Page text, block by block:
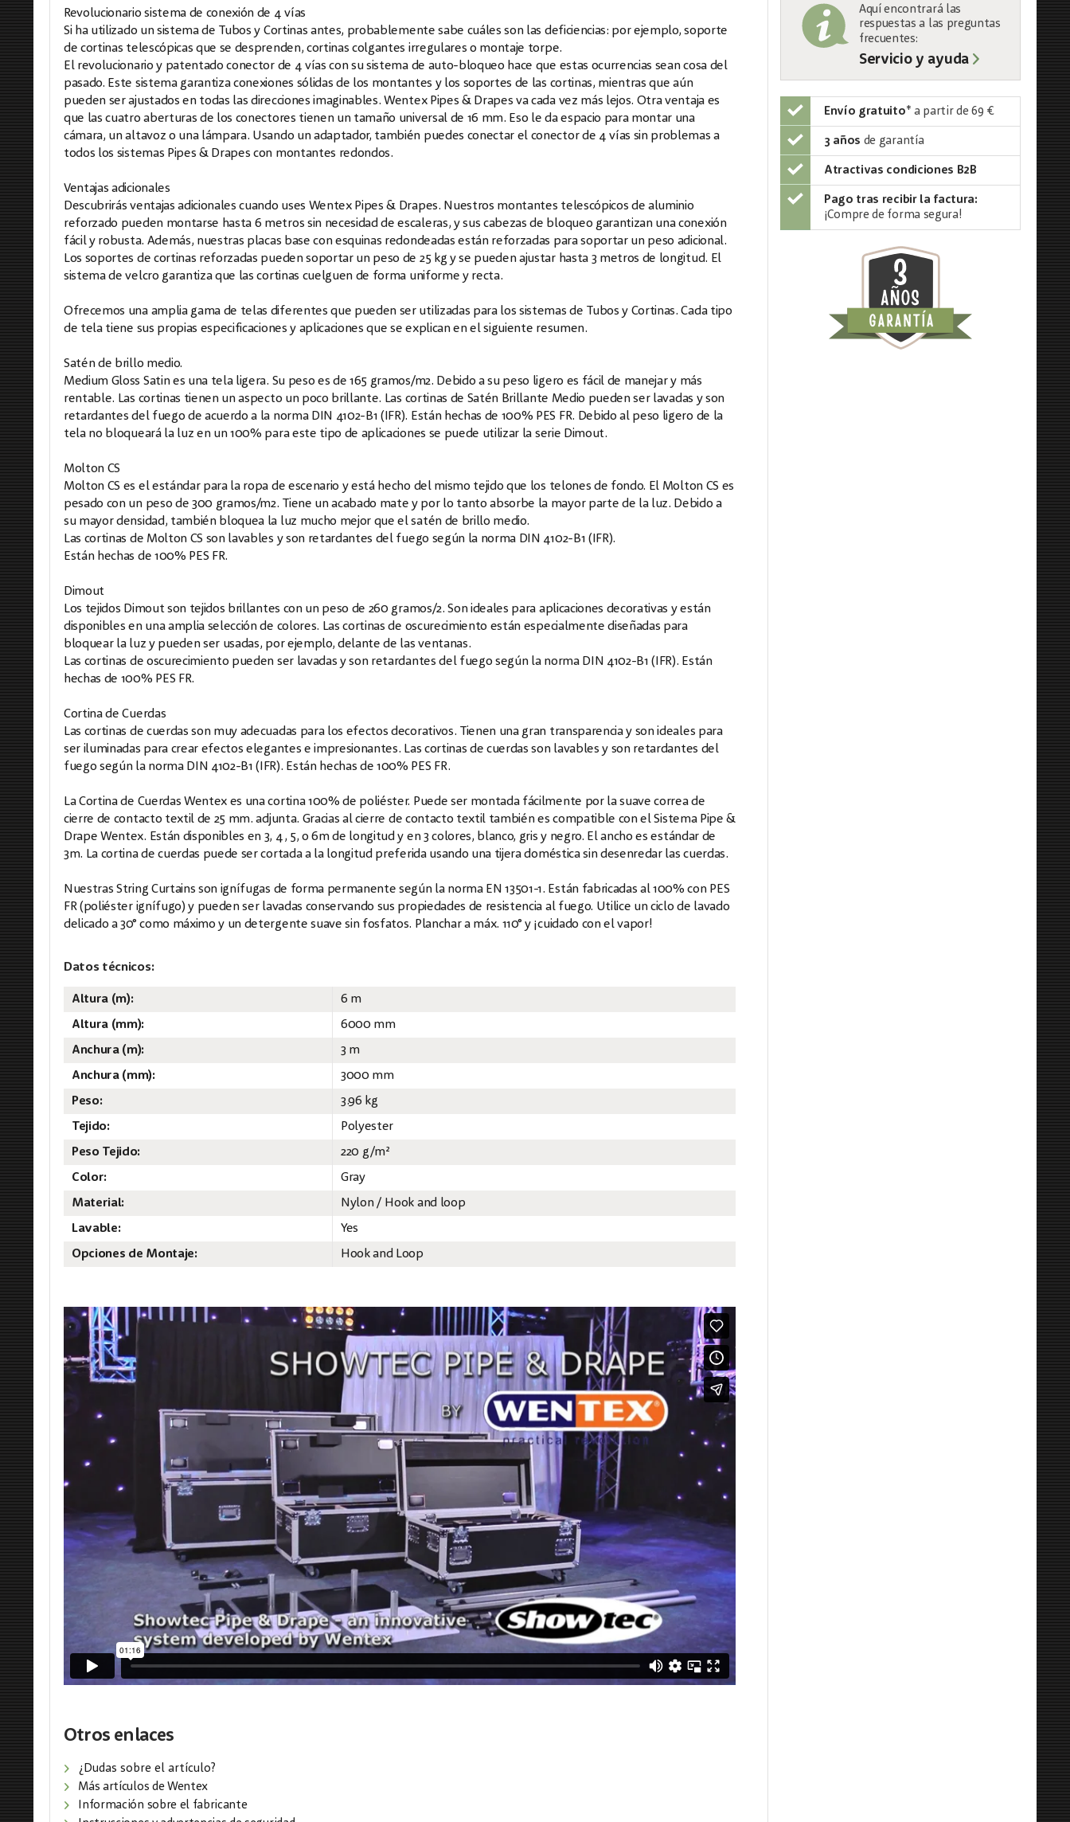
Revolucionario sistema de conexión de 4 vías
Si ha utilizado un sistema de Tubos y Cortinas antes, probablemente sabe cuáles son las deficiencias: por ejemplo, soporte
de cortinas telescópicas que se desprenden, cortinas colgantes irregulares o montaje torpe.
El revolucionario y patentado conector de 4 vías con su sistema de auto-bloqueo hace que estas ocurrencias sean cosa del
pasado. Este sistema garantiza conexiones sólidas de los montantes y los soportes de las cortinas, mientras que aún
pueden ser ajustados en todas las direcciones imaginables. Wentex Pipes & Drapes va cada vez más lejos. Otra ventaja es
que las cuatro aberturas de los conectores tienen un tamaño universal de 16 mm. Eso le da espacio para montar una
cámara, un altavoz o una lámpara. Usando un adaptador, también puedes conectar el conector de 4 vías sin problemas a
todos los sistemas Pipes & Drapes con montantes redondos.
Ventajas adicionales
Descubrirás ventajas adicionales cuando uses Wentex Pipes & Drapes. Nuestros montantes telescópicos de aluminio
reforzado pueden montarse hasta 6 metros sin necesidad de escaleras, y sus cabezas de bloqueo garantizan una conexión
fácil y robusta. Además, nuestras placas base con esquinas redondeadas están reforzadas para soportar un peso adicional.
Los soportes de cortinas reforzadas pueden soportar un peso de 25 kg y se pueden ajustar hasta 3 metros de longitud. El
sistema de velcro garantiza que las cortinas cuelguen de forma uniforme y recta.
Ofrecemos una amplia gama de telas diferentes que pueden ser utilizadas para los sistemas de Tubos y Cortinas. Cada tipo
de tela tiene sus propias especificaciones y aplicaciones que se explican en el siguiente resumen.
Satén de brillo medio.
Medium Gloss Satin es una tela ligera. Su peso es de 165 gramos/m2. Debido a su peso ligero es fácil de manejar y más
rentable. Las cortinas tienen un aspecto un poco brillante. Las cortinas de Satén Brillante Medio pueden ser lavadas y son
retardantes del fuego de acuerdo a la norma DIN 4102-B1 (IFR). Están hechas de 100% PES FR. Debido al peso ligero de la
tela no bloqueará la luz en un 100% para este tipo de aplicaciones se puede utilizar la serie Dimout.
Molton CS
Molton CS es el estándar para la ropa de escenario y está hecho del mismo tejido que los telones de fondo. El Molton CS es
pesado con un peso de 300 gramos/m2. Tiene un acabado mate y por lo tanto absorbe la mayor parte de la luz. Debido a
su mayor densidad, también bloquea la luz mucho mejor que el satén de brillo medio.
Las cortinas de Molton CS son lavables y son retardantes del fuego según la norma DIN 4102-B1 (IFR).
Están hechas de 100% PES FR.
Dimout
Los tejidos Dimout son tejidos brillantes con un peso de 260 gramos/2. Son ideales para aplicaciones decorativas y están
disponibles en una amplia selección de colores. Las cortinas de oscurecimiento están especialmente diseñadas para
bloquear la luz y pueden ser usadas, por ejemplo, delante de las ventanas.
Las cortinas de oscurecimiento pueden ser lavadas y son retardantes del fuego según la norma DIN 4102-B1 (IFR). Están
hechas de 100% PES FR.
Cortina de Cuerdas
Las cortinas de cuerdas son muy adecuadas para los efectos decorativos. Tienen una gran transparencia y son ideales para
ser iluminadas para crear efectos elegantes e impresionantes. Las cortinas de cuerdas son lavables y son retardantes del
fuego según la norma DIN 4102-B1 (IFR). Están hechas de 100% PES FR.
La Cortina de Cuerdas Wentex es una cortina 100% de poliéster. Puede ser montada fácilmente por la suave correa de
cierre de contacto textil de 25 mm. adjunta. Gracias al cierre de contacto textil también es compatible con el Sistema Pipe &
Drape Wentex. Están disponibles en 3, 4, 5, o 6m de longitud y en 3 colores, blanco, gris y negro. El ancho es estándar de
3m. La cortina de cuerdas puede ser cortada a la longitud preferida usando una tijera doméstica sin desenredar las cuerdas.
Nuestras String Curtains son ignífugas de forma permanente según la norma EN 13501-1. Están fabricadas al 100% con PES
FR (poliéster ignífugo) y pueden ser lavadas conservando sus propiedades de resistencia al fuego. Utilice un ciclo de lavado
delicado a 30° como máximo y un detergente suave sin fosfatos. Planchar a máx. 110° y ¡cuidado con el vapor!
Datos técnicos:
Altura (m):
6 m
Altura (mm):
6000 mm
Anchura (m):
3 m
Anchura (mm):
3000 mm
Peso:
3.96 kg
Tejido:
Polyester
Peso Tejido:
220 g/m²
Color:
Gray
Material:
Nylon / Hook and loop
Lavable:
Yes
Opciones de Montaje:
Hook and Loop
Otros enlaces
¿Dudas sobre el artículo?
Más artículos de Wentex
Información sobre el fabricante
Aquí encontrará las
respuestas a las preguntas
frecuentes:
Servicio y ayuda
Envío gratuito* a partir de 69 €
3 años de garantía
Atractivas condiciones B2B
Pago tras recibir la factura:
¡Compre de forma segura!